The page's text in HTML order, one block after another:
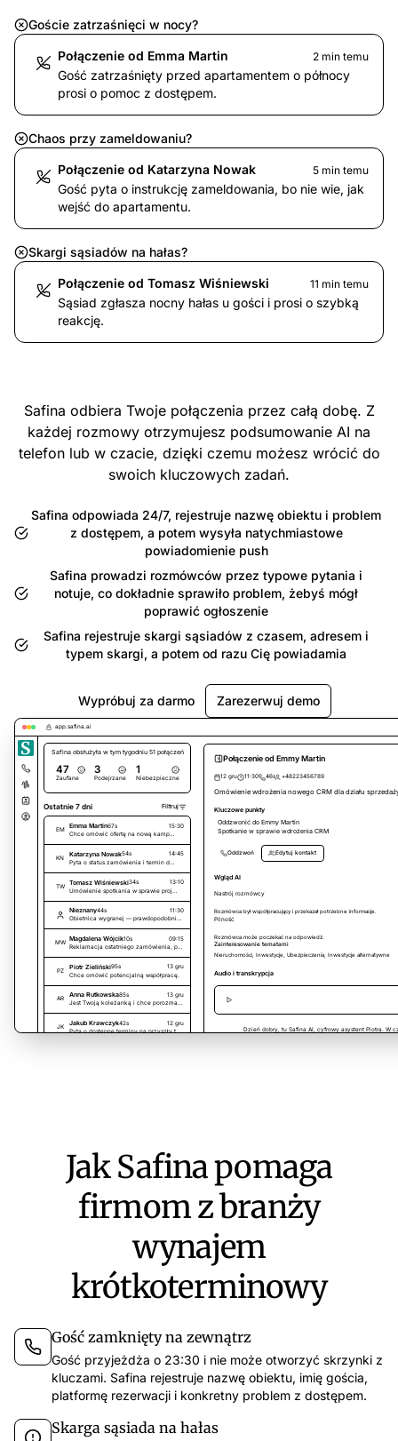
Goście zatrzaśnięci w nocy?
Połączenie od Emma Martin 2 min temu
Gość zatrzaśnięty przed apartamentem o północy
prosi o pomoc z dostępem.
Chaos przy zameldowaniu?
Połączenie od Katarzyna Nowak 5 min temu
Gość pyta o instrukcję zameldowania, bo nie wie, jak
wejść do apartamentu.
Skargi sąsiadów na hałas?
Połączenie od Tomasz Wiśniewski 11 min temu
Sąsiad zgłasza nocny hałas u gości i prosi o szybką
reakcję.
Safina odbiera Twoje połączenia przez całą dobę. Z
każdej rozmowy otrzymujesz podsumowanie AI na
telefon lub w czacie, dzięki czemu możesz wrócić do
swoich kluczowych zadań.
Safina odpowiada 24/7, rejestruje nazwę obiektu i problem
z dostępem, a potem wysyła natychmiastowe
powiadomienie push
Safina prowadzi rozmówców przez typowe pytania i
notuje, co dokładnie sprawiło problem, żebyś mógł
poprawić ogłoszenie
Safina rejestruje skargi sąsiadów z czasem, adresem i
typem skargi, a potem od razu Cię powiadamia
Wypróbuj za darmo Zarezerwuj demo
Jak Safina pomaga
firmom z branży
wynajem
krótkoterminowy
Gość zamknięty na zewnątrz
Gość przyjeżdża o 23:30 i nie może otworzyć skrzynki z
kluczami. Safina rejestruje nazwę obiektu, imię gościa,
platformę rezerwacji i konkretny problem z dostępem.
Skarga sąsiada na hałas